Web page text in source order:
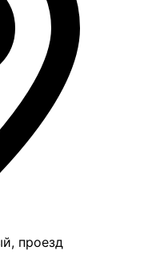
проезд